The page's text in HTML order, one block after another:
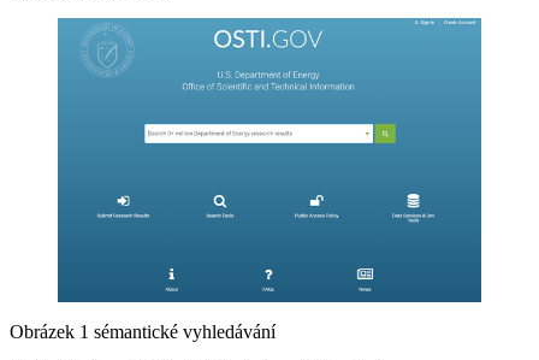
Obrázek 1 sémantické vyhledávání